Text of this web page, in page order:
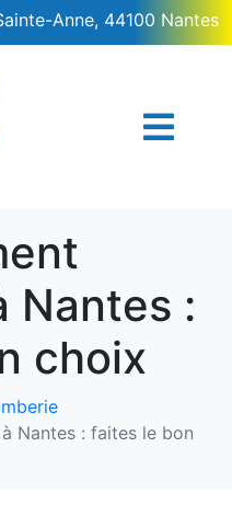
Anne, 44100 Nantes
Nantes :
choix
Nantes : faites le bon